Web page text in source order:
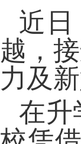
近
越，
力及
在升